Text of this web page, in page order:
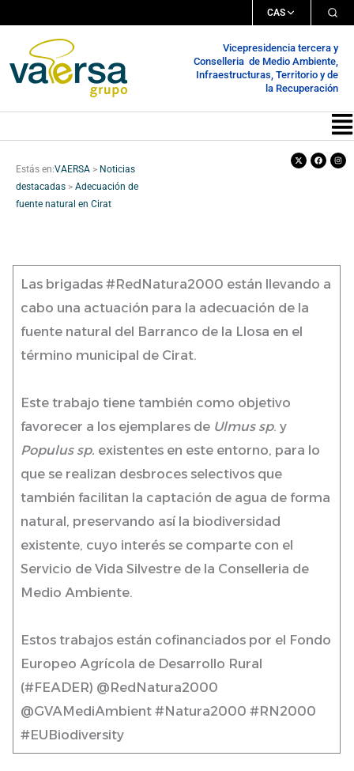
contenido
CAS
Vicepresidencia tercera y
Conselleria de Medio Ambiente,
Infraestructuras, Territorio y de
la Recuperación
Estás en:VAERSA > Noticias
destacadas > Adecuación de
fuente natural en Cirat
X-
twitter
Facebook
Las brigadas #RedNatura2000 están llevando a
cabo una actuación para la adecuación de la
fuente natural del Barranco de la Llosa en el
término municipal de Cirat.
Este trabajo tiene también como objetivo
favorecer a los ejemplares de Ulmus sp. y
Populus sp. existentes en este entorno, para lo
que se realizan desbroces selectivos que
también facilitan la captación de agua de forma
natural, preservando así la biodiversidad
existente, cuyo interés se comparte con el
Servicio de Vida Silvestre de la Conselleria de
Medio Ambiente.
Estos trabajos están cofinanciados por el Fondo
Europeo Agrícola de Desarrollo Rural
(#FEADER) @RedNatura2000
@GVAMediAmbient #Natura2000 #RN2000
#EUBiodiversity